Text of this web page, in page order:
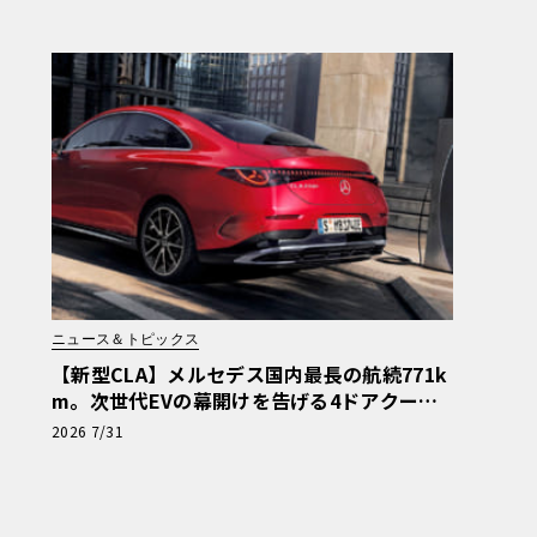
ニュース＆トピックス
【新型CLA】メルセデス国内最長の航続771k
m。次世代EVの幕開けを告げる4ドアクーペ
の全貌
2026 7/31